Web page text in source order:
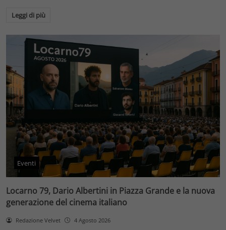
Leggi di più
Eventi
Locarno 79, Dario Albertini in Piazza Grande e la nuova
generazione del cinema italiano
Redazione Velvet 4 Agosto 2026